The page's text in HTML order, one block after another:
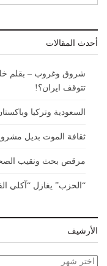
أحدث المقالات
شروق وغروب – بقلم
تتوقف ايران؟!
السعودية وتركيا
ثقافة الموت بديل
مرقص بحث ونقيب
“الحزب” يغازل “آكلي
الأرشيف
الأرشيف